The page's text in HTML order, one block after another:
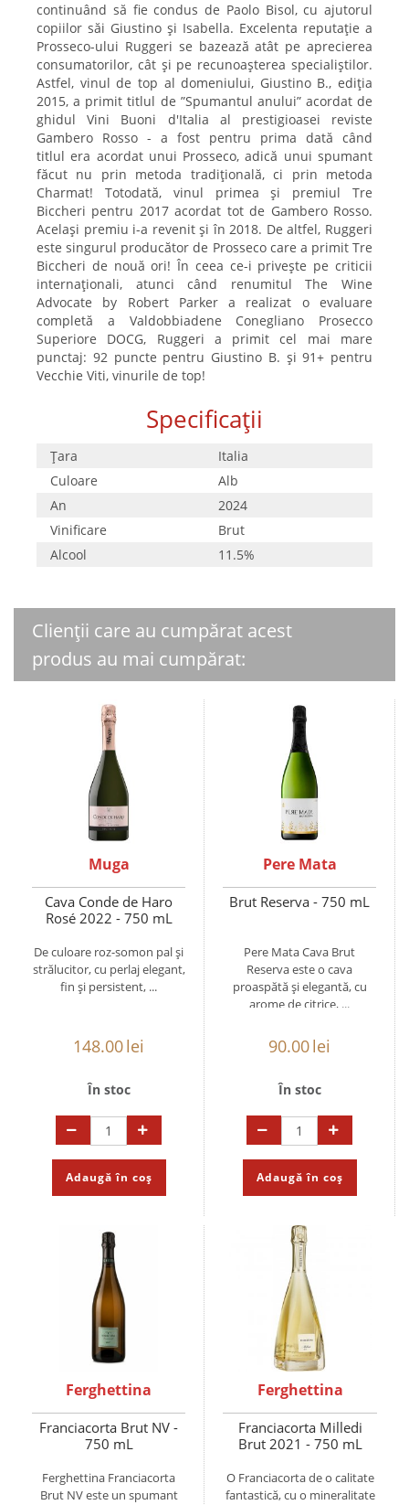
continuând să fie condus de Paolo Bisol, cu ajutorul
copiilor săi Giustino și Isabella. Excelenta reputație a
Prosseco-ului Ruggeri se bazează atât pe aprecierea
consumatorilor, cât și pe recunoașterea specialiștilor.
Astfel, vinul de top al domeniului, Giustino B., ediția
2015, a primit titlul de ”Spumantul anului” acordat de
ghidul Vini Buoni d'Italia al prestigioasei reviste
Gambero Rosso - a fost pentru prima dată când
titlul era acordat unui Prosseco, adică unui spumant
făcut nu prin metoda tradițională, ci prin metoda
Charmat! Totodată, vinul primea și premiul Tre
Biccheri pentru 2017 acordat tot de Gambero Rosso.
Același premiu i-a revenit și în 2018. De altfel, Ruggeri
este singurul producător de Prosseco care a primit Tre
Biccheri de nouă ori! În ceea ce-i privește pe criticii
internaționali, atunci când renumitul The Wine
Advocate by Robert Parker a realizat o evaluare
completă a Valdobbiadene Conegliano Prosecco
Superiore DOCG, Ruggeri a primit cel mai mare
punctaj: 92 puncte pentru Giustino B. și 91+ pentru
Vecchie Viti, vinurile de top!
Specificații
Țara
Italia
Culoare
Alb
An
2024
Vinificare
Brut
Alcool
11.5%
Clienții care au cumpărat acest
produs au mai cumpărat:
Muga
Cava Conde de Haro
Rosé 2022 - 750 mL
De culoare roz-somon pal și
strălucitor, cu perlaj elegant,
fin și persistent, ...
148.00lei
În stoc
Adaugă în coș
Pere Mata
Brut Reserva - 750 mL
Pere Mata Cava Brut
Reserva este o cava
proaspătă și elegantă, cu
arome de citrice, ...
90.00lei
În stoc
Adaugă în coș
Ferghettina
Franciacorta Brut NV -
750 mL
Ferghettina Franciacorta
Brut NV este un spumant
Ferghettina
Franciacorta Milledi
Brut 2021 - 750 mL
O Franciacorta de o calitate
fantastică, cu o mineralitate